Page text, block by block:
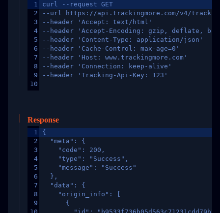
1
2
3
4
5
6
7
8
9
10
curl --request GET
--url https://api.trackingmore.com/v4/trackings/
--header 'Accept: text/html'
--header 'Accept-Encoding: gzip, deflate,
--header 'Content-Type: application/json'
--header 'Cache-Control: max-age=0'
--header 'Host: www.trackingmore.com'
--header 'Connection: keep-alive'
--header 'Tracking-Api-Key: 123'
Response
1
2
3
4
5
6
7
8
9
{
  "meta": {
    "code": 200,
    "type": "Success",
    "message": "Success"
  },
  "data": {
    "origin_info": [
      {